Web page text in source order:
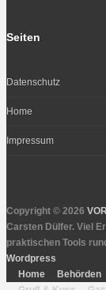
Seiten
Datenschutz
Home
Impressum
Copyright © 2026
Carsten Dülfer. Viel
praktischen Tools
Wordpress
Home
Behörden